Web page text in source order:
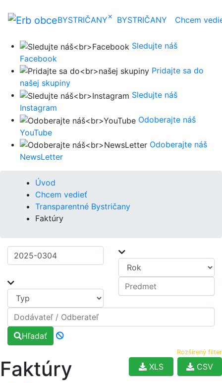
BYSTRIČANY× BYSTRIČANY Chcem
Sledujte náš
Facebook
Pridajte sa do
našej skupiny
Sledujte náš
Instagram
Odoberajte náš
YouTube
Odoberajte náš
NewsLetter
Úvod
Chcem vedieť
Transparentné Bystričany
Faktúry
Hľadať
Rozšírený filter
Faktúry CSV
XLS